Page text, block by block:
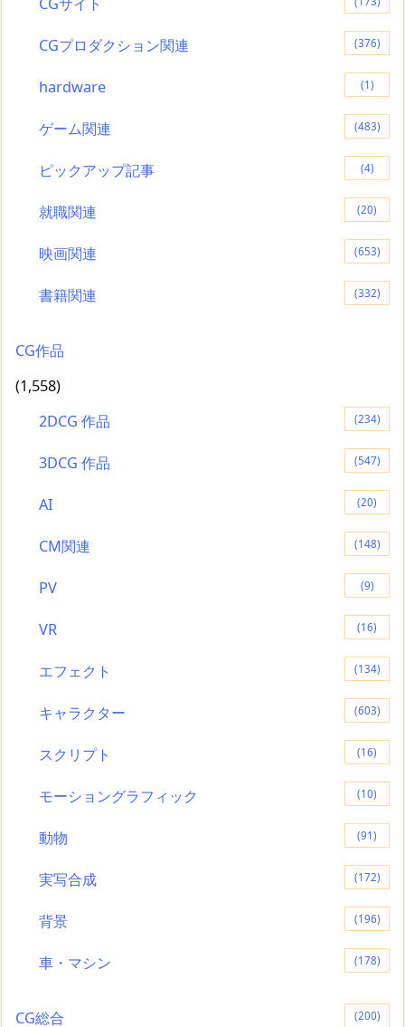
CGサイト
CGプロダクション関連 (376)
hardware (1)
ゲーム関連 (483)
ピックアップ記事 (4)
就職関連 (20)
映画関連 (653)
書籍関連 (332)
CG作品
(1,558)
2DCG 作品
(234)
3DCG 作品 (547)
AI (20)
CM関連 (148)
PV (9)
VR (16)
エフェクト (134)
キャラクター (603)
スクリプト (16)
モーショングラフィック (10)
動物 (91)
実写合成 (172)
背景 (196)
車・マシン (178)
CG総合 (200)